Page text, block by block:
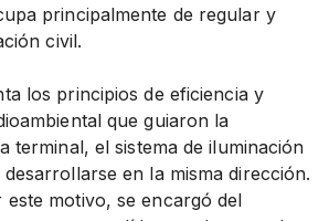
principalmente de regular y
civil.
los principios de eficiencia y
que guiaron la
terminal, el sistema de iluminación
en la misma dirección.
este motivo, se encargó del